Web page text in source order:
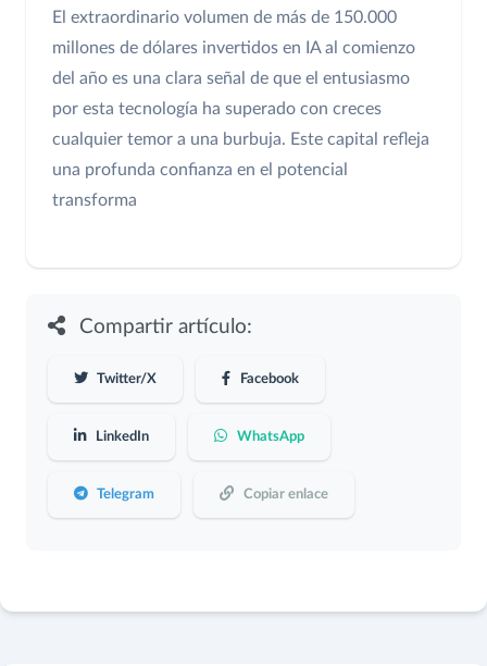
El extraordinario volumen de más de 150.000
millones de dólares invertidos en IA al comienzo
del año es una clara señal de que el entusiasmo
por esta tecnología ha superado con creces
cualquier temor a una burbuja. Este capital refleja
una profunda confianza en el potencial
transforma
Compartir artículo:
Twitter/X Facebook
LinkedIn WhatsApp
Telegram Copiar enlace